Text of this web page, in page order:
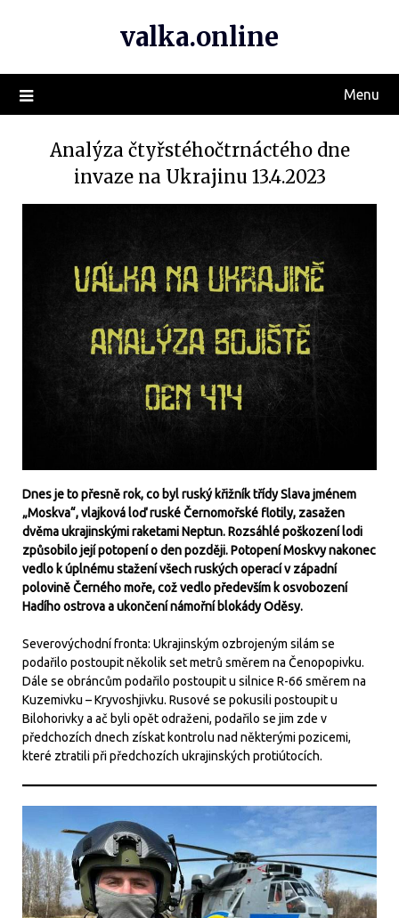
valka.online
Menu
Analýza čtyřstéhočtrnáctého dne
invaze na Ukrajinu 13.4.2023
Dnes je to přesně rok, co byl ruský křižník třídy Slava jménem
„Moskva“, vlajková loď ruské Černomořské flotily, zasažen
dvěma ukrajinskými raketami Neptun. Rozsáhlé poškození lodi
způsobilo její potopení o den později. Potopení Moskvy nakonec
vedlo k úplnému stažení všech ruských operací v západní
polovině Černého moře, což vedlo především k osvobození
Hadího ostrova a ukončení námořní blokády Oděsy.
Severovýchodní fronta: Ukrajinským ozbrojeným silám se
podařilo postoupit několik set metrů směrem na Čenopopivku.
Dále se obráncům podařilo postoupit u silnice R-66 směrem na
Kuzemivku – Kryvoshjivku. Rusové se pokusili postoupit u
Bilohorivky a ač byli opět odraženi, podařilo se jim zde v
předchozích dnech získat kontrolu nad některými pozicemi,
které ztratili při předchozích ukrajinských protiútocích.